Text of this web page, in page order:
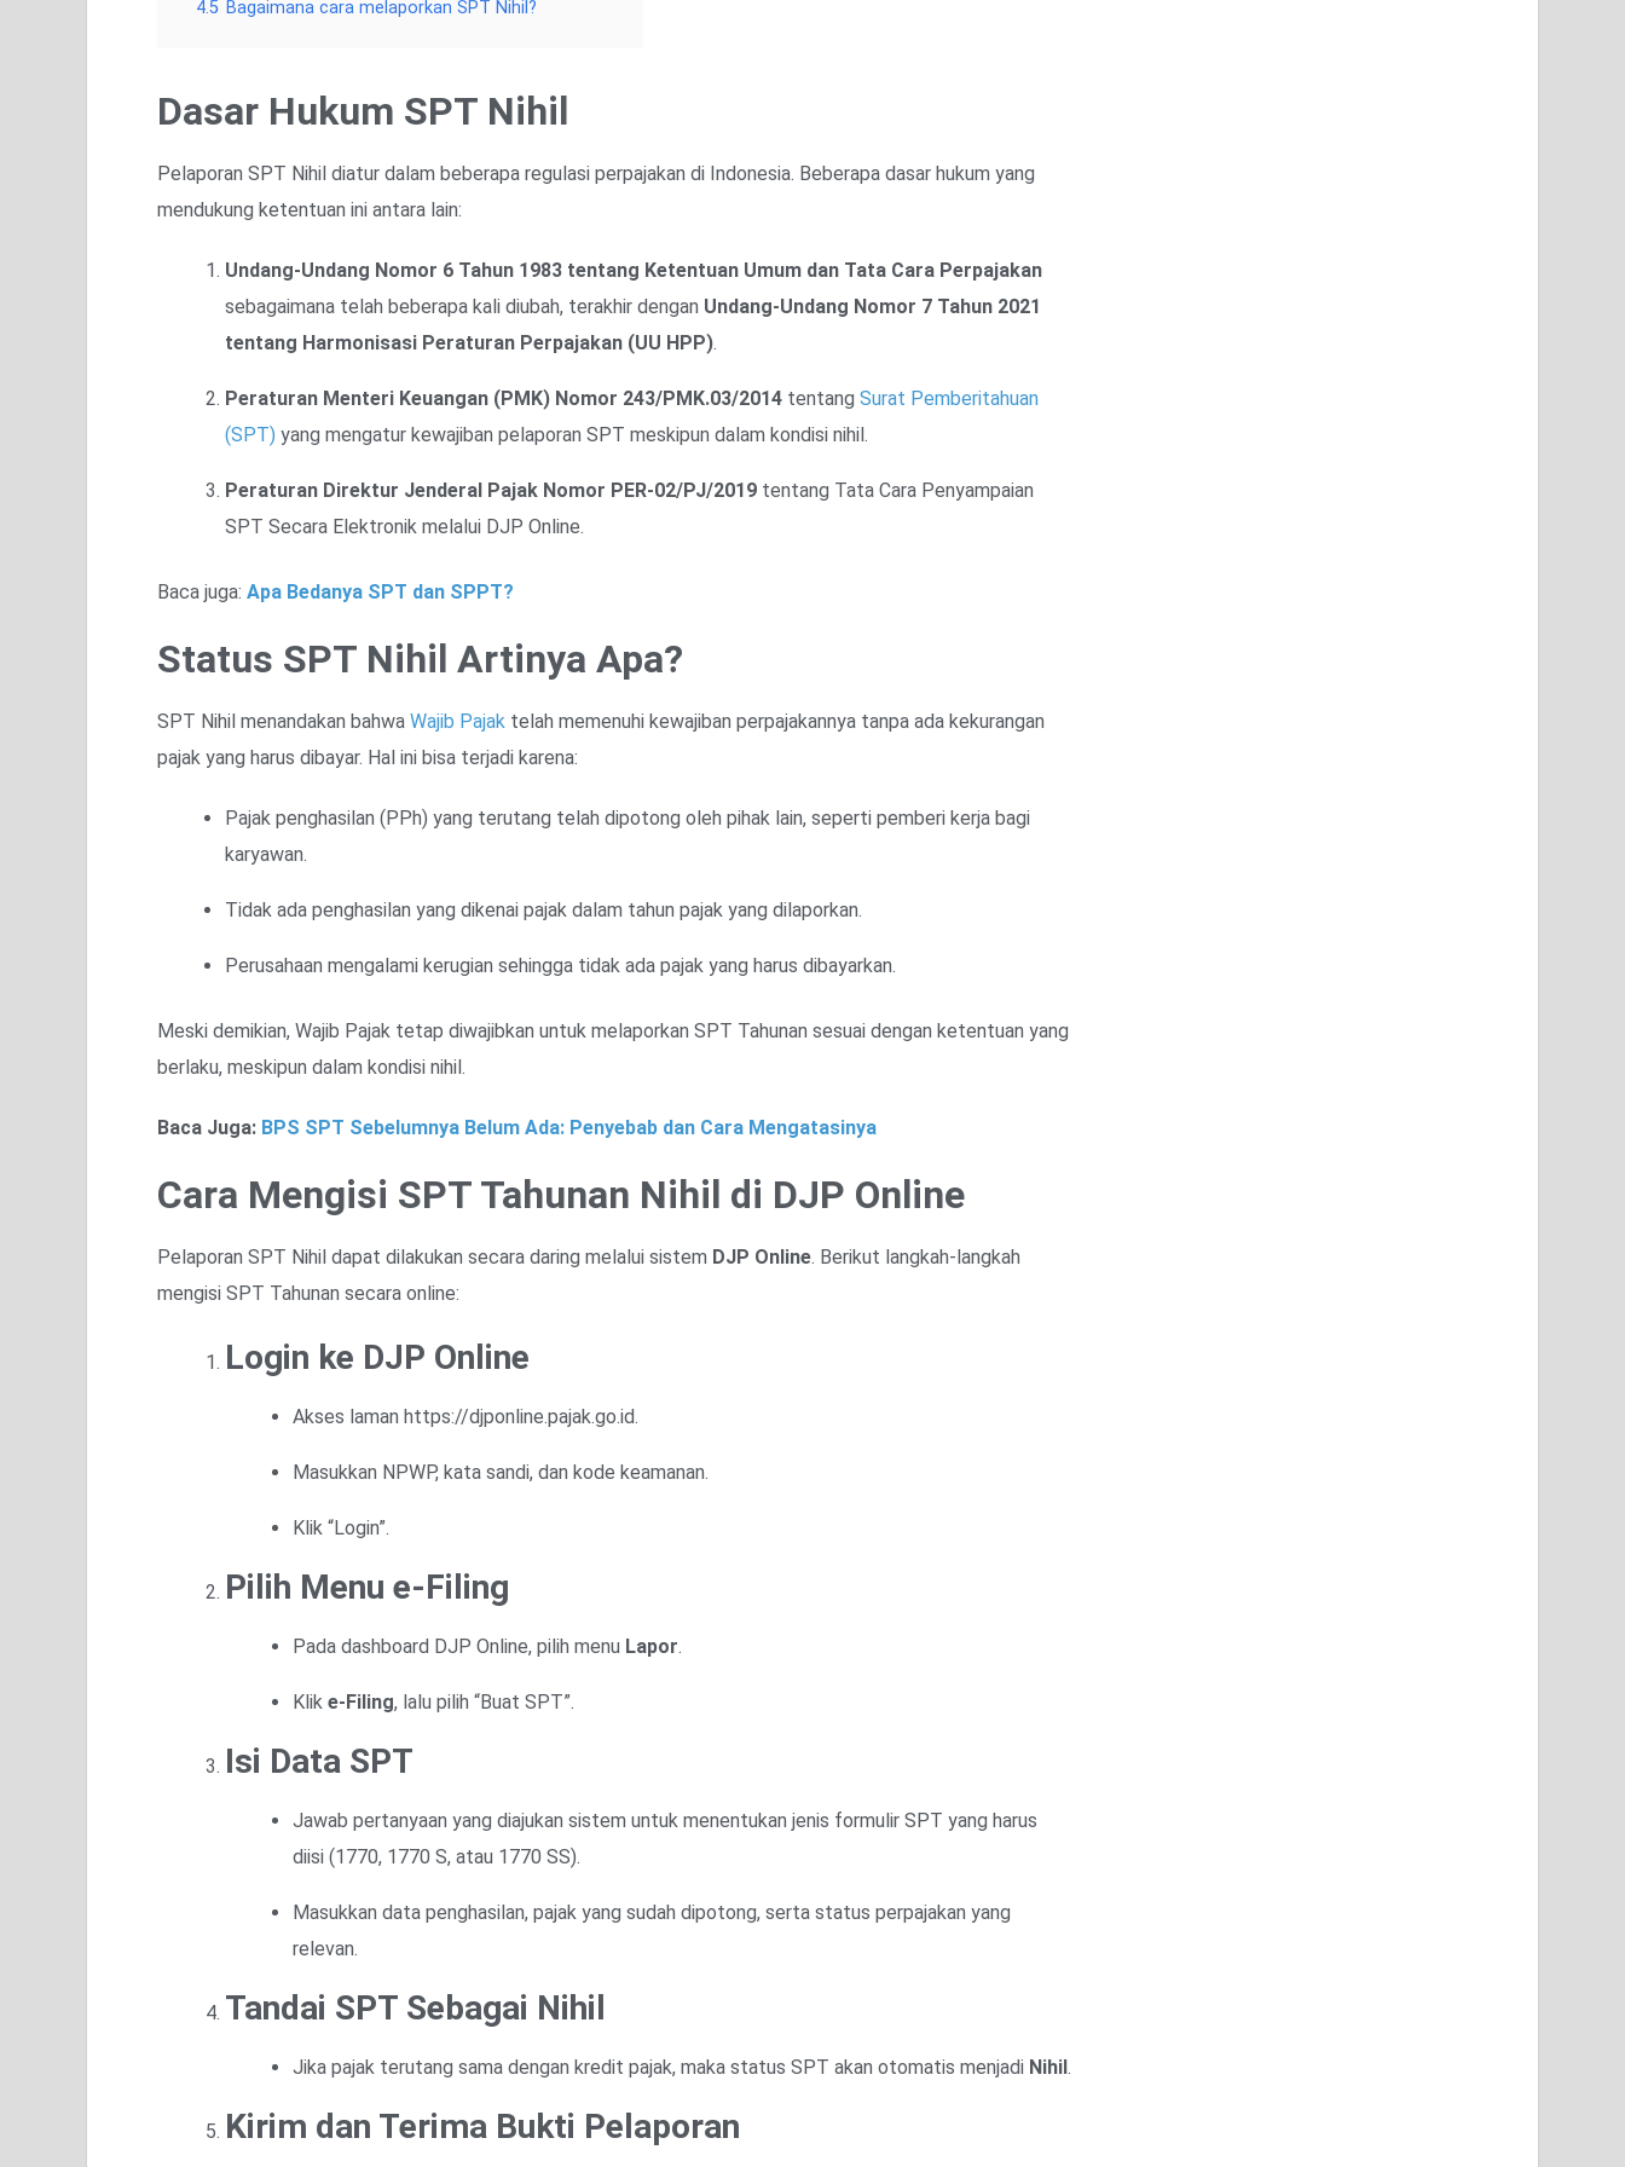
4.5 Bagaimana cara melaporkan SPT Nihil?
Dasar Hukum SPT Nihil
Pelaporan SPT Nihil diatur dalam beberapa regulasi perpajakan di Indonesia. Beberapa dasar hukum yang
mendukung ketentuan ini antara lain:
Undang-Undang Nomor 6 Tahun 1983 tentang Ketentuan Umum dan Tata Cara Perpajakan
sebagaimana telah beberapa kali diubah, terakhir dengan Undang-Undang Nomor 7 Tahun 2021
tentang Harmonisasi Peraturan Perpajakan (UU HPP).
Peraturan Menteri Keuangan (PMK) Nomor 243/PMK.03/2014 tentang Surat Pemberitahuan
(SPT) yang mengatur kewajiban pelaporan SPT meskipun dalam kondisi nihil.
Peraturan Direktur Jenderal Pajak Nomor PER-02/PJ/2019 tentang Tata Cara Penyampaian
SPT Secara Elektronik melalui DJP Online.
Baca juga: Apa Bedanya SPT dan SPPT?
Status SPT Nihil Artinya Apa?
SPT Nihil menandakan bahwa Wajib Pajak telah memenuhi kewajiban perpajakannya tanpa ada kekurangan
pajak yang harus dibayar. Hal ini bisa terjadi karena:
Pajak penghasilan (PPh) yang terutang telah dipotong oleh pihak lain, seperti pemberi kerja bagi
karyawan.
Tidak ada penghasilan yang dikenai pajak dalam tahun pajak yang dilaporkan.
Perusahaan mengalami kerugian sehingga tidak ada pajak yang harus dibayarkan.
Meski demikian, Wajib Pajak tetap diwajibkan untuk melaporkan SPT Tahunan sesuai dengan ketentuan yang
berlaku, meskipun dalam kondisi nihil.
Baca Juga: BPS SPT Sebelumnya Belum Ada: Penyebab dan Cara Mengatasinya
Cara Mengisi SPT Tahunan Nihil di DJP Online
Pelaporan SPT Nihil dapat dilakukan secara daring melalui sistem DJP Online. Berikut langkah-langkah
mengisi SPT Tahunan secara online:
Login ke DJP Online
Akses laman https://djponline.pajak.go.id.
Masukkan NPWP, kata sandi, dan kode keamanan.
Klik “Login”.
Pilih Menu e-Filing
Pada dashboard DJP Online, pilih menu Lapor.
Klik e-Filing, lalu pilih “Buat SPT”.
Isi Data SPT
Jawab pertanyaan yang diajukan sistem untuk menentukan jenis formulir SPT yang harus
diisi (1770, 1770 S, atau 1770 SS).
Masukkan data penghasilan, pajak yang sudah dipotong, serta status perpajakan yang
relevan.
Tandai SPT Sebagai Nihil
Jika pajak terutang sama dengan kredit pajak, maka status SPT akan otomatis menjadi Nihil.
Kirim dan Terima Bukti Pelaporan